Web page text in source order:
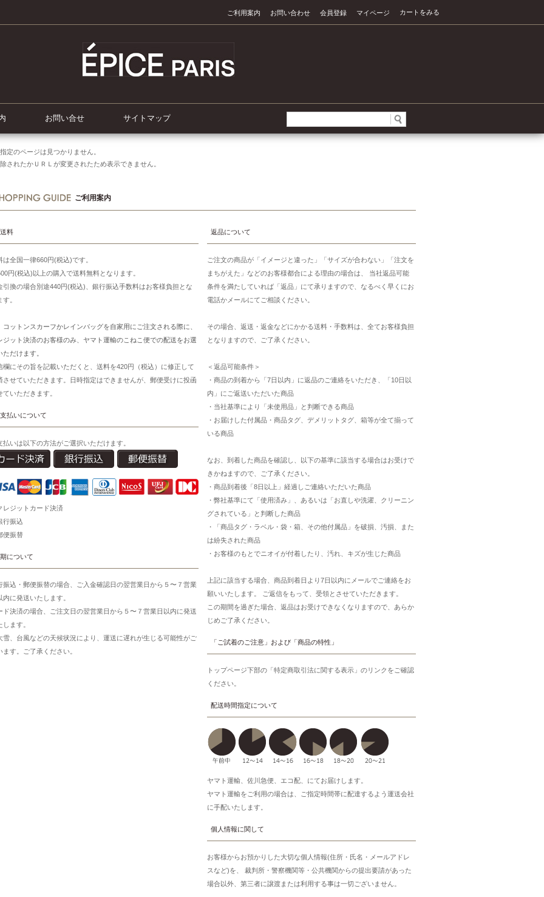
カートをみる
マイページ
会員登録
お問い合わせ
ご利用案内
お問い合せ サイトマップ
定のページは見つかりません。
されたかＵＲＬが変更されたため表示できません。
ご利用案内
料
は全国一律660円(税込)です。
円(税込)以上の購入で送料無料となります。
引換の場合別途440円(税込)、銀行振込手数料はお客様負担とな
す。
コットンスカーフかレインバッグを自家用にご注文される際に、
ジット決済のお客様のみ、ヤマト運輸のこねこ便での配送をお選
ただけます。
欄にその旨を記載いただくと、送料を420円（税込）に修正して
させていただきます。日時指定はできませんが、郵便受けに投函
ていただきます。
払いについて
払いは以下の方法がご選択いただけます。
レジットカード決済
行振込
便振替
について
振込・郵便振替の場合、ご入金確認日の翌営業日から５〜７営業
内に発送いたします。
ド決済の場合、ご注文日の翌営業日から５〜７営業日以内に発送
します。
、台風などの天候状況により、運送に遅れが生じる可能性がご
ます。ご了承ください。
返品について
ご注文の商品が「イメージと違った」「サイズが合わない」「注文を
まちがえた」などのお客様都合による理由の場合は、 当社返品可能
条件を満たしていれば「返品」にて承りますので、なるべく早くにお
電話かメールにてご相談ください。
その場合、返送・返金などにかかる送料・手数料は、全てお客様負担
となりますので、ご了承ください。
＜返品可能条件＞
・商品の到着から「7日以内」に返品のご連絡をいただき、「10日以
内」にご返送いただいた商品
・当社基準により「未使用品」と判断できる商品
・お届けした付属品・商品タグ、デメリットタグ、箱等が全て揃って
いる商品
なお、到着した商品を確認し、以下の基準に該当する場合はお受けで
きかねますので、ご了承ください。
・商品到着後「8日以上」経過しご連絡いただいた商品
・弊社基準にて「使用済み」、あるいは「お直しや洗濯、クリーニン
グされている」と判断した商品
・「商品タグ・ラベル・袋・箱、その他付属品」を破損、汚損、また
は紛失された商品
・お客様のもとでニオイが付着したり、汚れ、キズが生じた商品
上記に該当する場合、商品到着日より7日以内にメールでご連絡をお
願いいたします。 ご返信をもって、受領とさせていただきます。
この期間を過ぎた場合、返品はお受けできなくなりますので、あらか
じめご了承ください。
「ご試着のご注意」および「商品の特性」
トップページ下部の「特定商取引法に関する表示」のリンクをご確認
ください。
配送時間指定について
ヤマト運輸、佐川急便、エコ配、にてお届けします。
ヤマト運輸をご利用の場合は、ご指定時間帯に配達するよう運送会社
に手配いたします。
個人情報に関して
お客様からお預かりした大切な個人情報(住所・氏名・メールアドレ
スなど)を、 裁判所・警察機関等・公共機関からの提出要請があった
場合以外、第三者に譲渡または利用する事は一切ございません。